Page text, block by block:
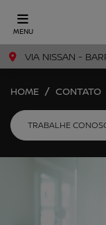
MENU
VIA NISSAN -
HOME CONTATO
TRABALHE